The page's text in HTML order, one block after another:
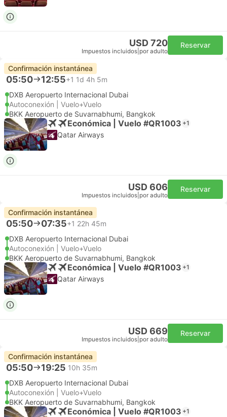
USD 720
Impuestos incluidos por adulto
Reservar
Confirmación instantánea
05:50 12:55+1 1d 4h 5m
DXB Aeropuerto Internacional Dubai
Autoconexión | Vuelo+Vuelo
BKK Aeropuerto de Suvarnabhumi, Bangkok
Económica | Vuelo #QR1003 +1
Qatar Airways
USD 606
Impuestos incluidos por adulto
Reservar
Confirmación instantánea
05:50 07:35+1 22h 45m
DXB Aeropuerto Internacional Dubai
Autoconexión | Vuelo+Vuelo
BKK Aeropuerto de Suvarnabhumi, Bangkok
Económica | Vuelo #QR1003 +1
Qatar Airways
USD 669
Impuestos incluidos por adulto
Reservar
Confirmación instantánea
05:50 19:25 10h 35m
DXB Aeropuerto Internacional Dubai
Autoconexión | Vuelo+Vuelo
BKK Aeropuerto de Suvarnabhumi, Bangkok
Económica | Vuelo #QR1003 +1